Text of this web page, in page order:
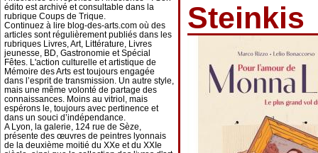
édito est archivé et consultable dans la
rubrique Coups de Trique.
Continuez à lire blog-des-arts.com où des
articles sont régulièrement publiés dans les
rubriques Livres, Art, Littérature, Livres
jeunesse, BD, Gastronomie et Spécial
Fêtes. L'action culturelle et artistique de
Mémoire des Arts est toujours engagée
dans l’esprit de transmission. Un autre style,
mais une même volonté de partage des
connaissances. Moins au vitriol, mais
espérons le, toujours avec pertinence et
dans un souci d’indépendance.
A Lyon, la galerie, 124 rue de Sèze,
présente des œuvres de peintres lyonnais
de la deuxième moitié du XXe et du XXIe
Steinkis